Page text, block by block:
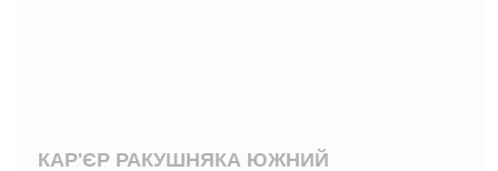
КАР'ЄР РАКУШНЯКА ЮЖНИЙ